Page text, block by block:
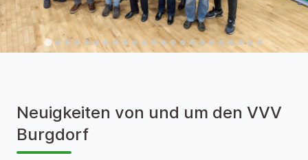
Neuigkeiten von und um den VVV
Burgdorf